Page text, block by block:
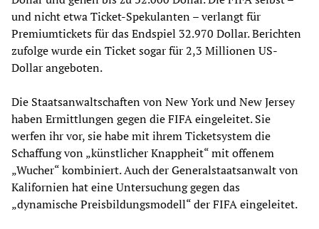
und nicht etwa Ticket-Spekulanten – verlangt für
Premiumtickets für das Endspiel 32.970 Dollar. Berichten
zufolge wurde ein Ticket sogar für 2,3 Millionen US-
Dollar angeboten.
Die Staatsanwaltschaften von New York und New Jersey
haben Ermittlungen gegen die FIFA eingeleitet. Sie
werfen ihr vor, sie habe mit ihrem Ticketsystem die
Schaffung von „künstlicher Knappheit“ mit offenem
„Wucher“ kombiniert. Auch der Generalstaatsanwalt von
Kalifornien hat eine Untersuchung gegen das
„dynamische Preisbildungsmodell“ der FIFA eingeleitet.